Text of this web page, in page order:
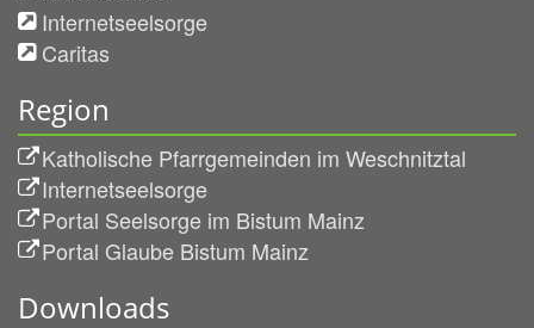
Internetseelsorge
Caritas
Region
Katholische Pfarrgemeinden im Weschnitztal
Internetseelsorge
Portal Seelsorge im Bistum Mainz
Portal Glaube Bistum Mainz
Downloads